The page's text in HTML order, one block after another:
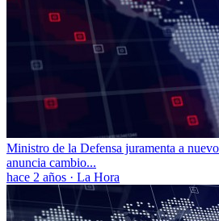
Ministro de la Defensa juramenta a
anuncia cambio...
hace 2 años · La Hora